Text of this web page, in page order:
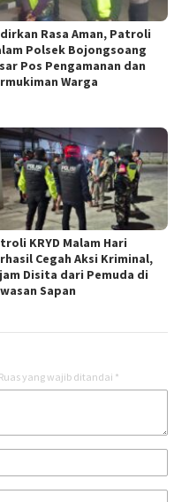
Rasa Aman, Patroli
Polsek Bojongsoang
Pos Pengamanan dan
Warga
KRYD Malam Hari
Cegah Aksi Kriminal,
Disita dari Pemuda di
Sapan
Ruas yang wajib ditandai *